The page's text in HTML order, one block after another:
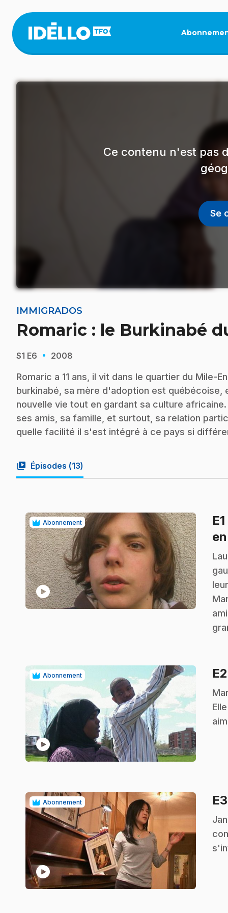
contenu
principal
Ce contenu n'est pas
Se
IMMIGRADOS
Romaric : le Burkinabé
S1 E6 · 2008
Romaric a 11 ans, il vit dans le quartier du Mile-
burkinabé, sa mère d'adoption est
nouvelle vie tout en gardant sa culture
ses amis, sa famille, et surtout, sa relation
quelle facilité il s'est intégré à ce pays si
video_library Épisodes (13)
Abonnement
play_circle
E1
.
Abonnement
play_circle
E2
.
Abonnement
play_circle
E3
.